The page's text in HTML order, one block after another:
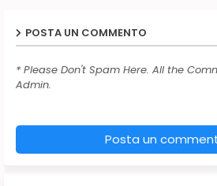
POSTA UN COMMENTO
* Please Don't Spam Here. All the
Admin.
Posta un